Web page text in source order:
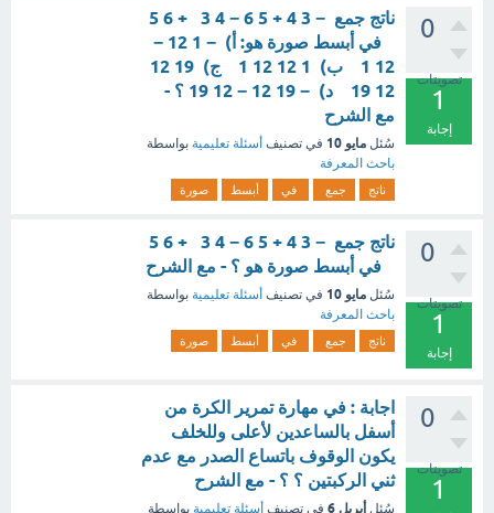
0
تصويتات
1
إجابة
في أبسط صورة هو: أ) − 1 12 −
12 1 ​ ب) 1 12 12 1 ​ ج) 19 12
12 19 ​ د) − 19 12 − 12 19 ؟ -
مع الشرح
سُئل مايو 10 في تصنيف أسئلة تعليمية بواسطة
باحث المعرفة
ناتج جمع في أبسط صورة
0
تصويتات
1
إجابة
في أبسط صورة هو ؟ - مع الشرح
سُئل مايو 10 في تصنيف أسئلة تعليمية بواسطة
باحث المعرفة
ناتج جمع في أبسط صورة
0
تصويتات
1
اجابة : في مهارة تمرير الكرة من
أسفل بالساعدين لأعلى وللخلف
يكون الوقوف باتساع الصدر مع عدم
ثني الركبتين ؟ ؟ - مع الشرح
سُئل أبريل 6 في تصنيف أسئلة تعليمية بواسطة